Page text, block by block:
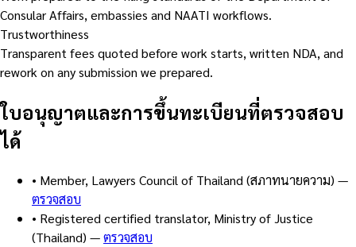
Consular Affairs, embassies and NAATI workflows.
Trustworthiness
Transparent fees quoted before work starts, written NDA, and
rework on any submission we prepared.
ใบอนุญาตและการขึ้นทะเบียนที่ตรวจสอบ
ได้
• Member, Lawyers Council of Thailand (สภาทนายความ) —
ตรวจสอบ
• Registered certified translator, Ministry of Justice
(Thailand) —ตรวจสอบ